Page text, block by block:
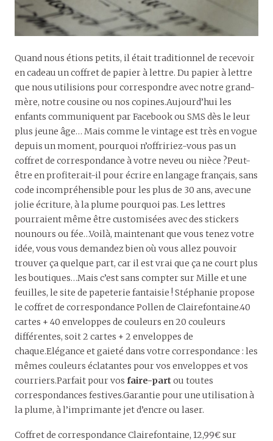
Quand nous étions petits, il était traditionnel de recevoir
en cadeau un coffret de papier à lettre. Du papier à lettre
que nous utilisions pour correspondre avec notre grand-
mère, notre cousine ou nos copines.Aujourd’hui les
enfants communiquent par Facebook ou SMS dès le leur
plus jeune âge… Mais comme le vintage est très en vogue
depuis un moment, pourquoi n’offririez-vous pas un
coffret de correspondance à votre neveu ou nièce ?Peut-
être en profiterait-il pour écrire en langage français, sans
code incompréhensible pour les plus de 30 ans, avec une
jolie écriture, à la plume pourquoi pas. Les lettres
pourraient même être customisées avec des stickers
nounours ou fée…Voilà, maintenant que vous tenez votre
idée, vous vous demandez bien où vous allez pouvoir
trouver ça quelque part, car il est vrai que ça ne court plus
les boutiques…Mais c’est sans compter sur Mille et une
feuilles, le site de papeterie fantaisie ! Stéphanie propose
le coffret de correspondance Pollen de Clairefontaine.40
cartes + 40 enveloppes de couleurs en 20 couleurs
différentes, soit 2 cartes + 2 enveloppes de
chaque.Elégance et gaieté dans votre correspondance : les
mêmes couleurs éclatantes pour vos enveloppes et vos
courriers.Parfait pour vos faire-part ou toutes
correspondances festives.Garantie pour une utilisation à
la plume, à l’imprimante jet d’encre ou laser.
Coffret de correspondance Clairefontaine, 12,99€ sur